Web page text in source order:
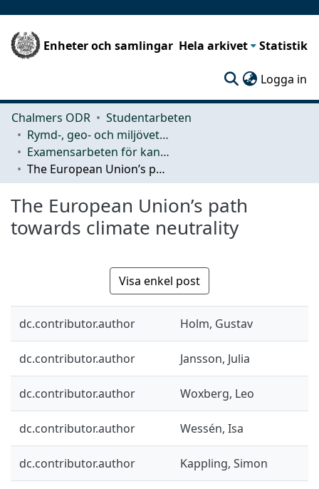
Enheter och samlingar Hela arkivet Statistik
Logga in
Chalmers ODR
Studentarbeten
Rymd-, geo- och miljövetenskap (SEE)
Examensarbeten för kandidatexamen
The European Union’s path towards climate neutrality
The European Union’s path
towards climate neutrality
Visa enkel post
dc.contributor.author Holm, Gustav
dc.contributor.author Jansson, Julia
dc.contributor.author Woxberg, Leo
dc.contributor.author Wessén, Isa
dc.contributor.author Kappling, Simon